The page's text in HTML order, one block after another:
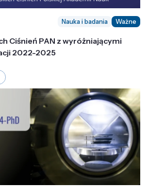
Nauka i badania Ważne
Ciśnień PAN z wyróżniającymi
2022-2025